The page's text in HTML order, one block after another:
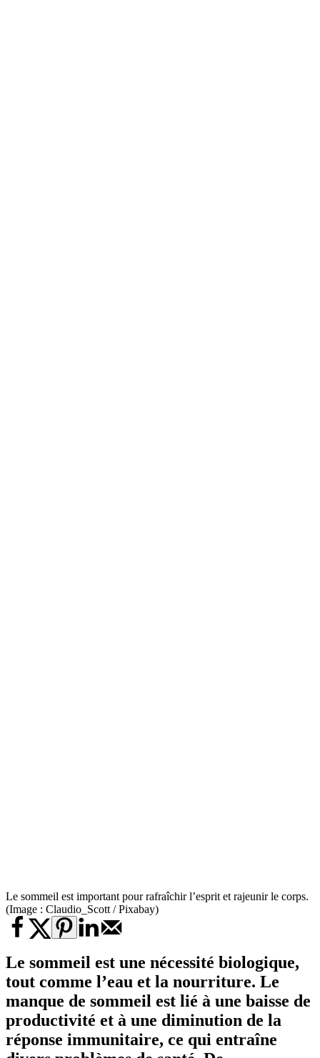
Le sommeil est important pour rafraîchir l’esprit et rajeunir le corps.
(Image : Claudio_Scott / Pixabay)
Le sommeil est une nécessité biologique,
tout comme l’eau et la nourriture. Le
manque de sommeil est lié à une baisse de
productivité et à une diminution de la
réponse immunitaire, ce qui entraîne